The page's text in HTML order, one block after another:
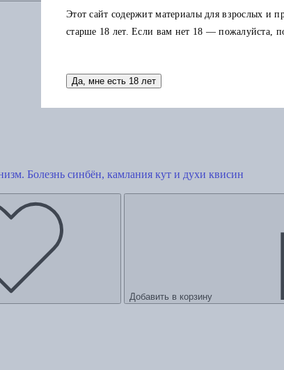
Болезнь синбён, камлания кут и духи квисин
Добавить в корзину
Этот сайт содержит материалы для взрослых и
старше 18 лет. Если вам нет 18 — пожалуйста,
Да, мне есть 18 лет